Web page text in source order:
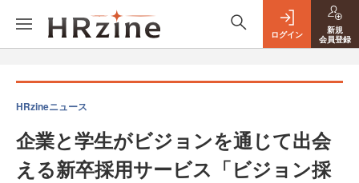
ログイン
新規
会員登録
HRzineニュース
企業と学生がビジョンを通じて出会
える新卒採用サービス「ビジョン採